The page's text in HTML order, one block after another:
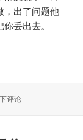
，出了问题他
丢出去。
识产权批量维权，别把
评论